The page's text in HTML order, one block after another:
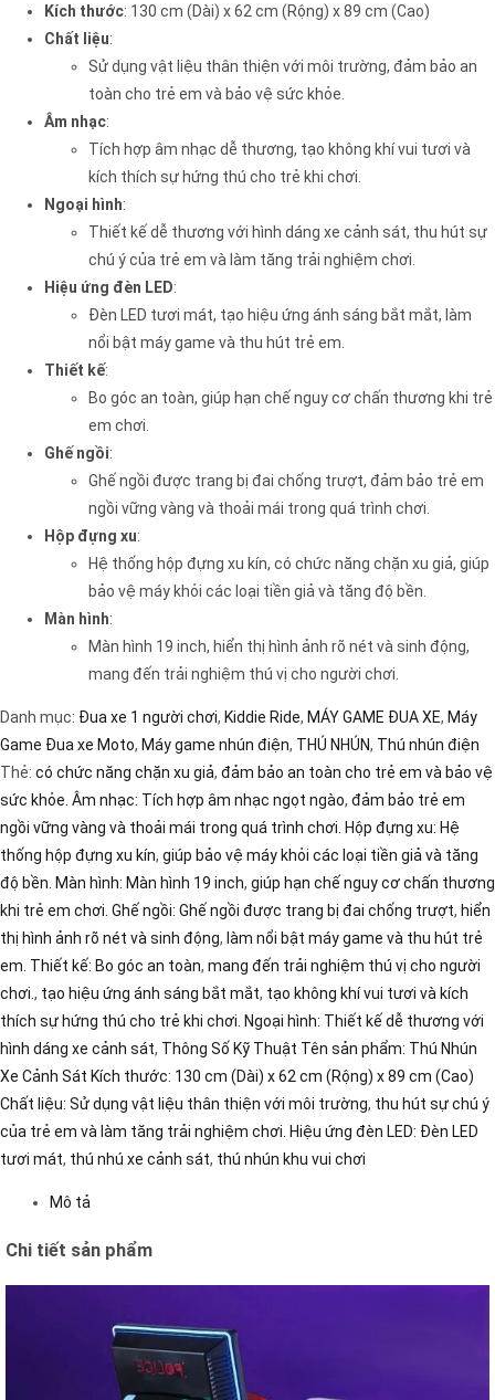
Kích thước: 130 cm (Dài) x 62 cm (Rộng) x 89 cm (Cao)
Chất liệu:
Sử dụng vật liệu thân thiện với môi trường, đảm bảo an
toàn cho trẻ em và bảo vệ sức khỏe.
Âm nhạc:
Tích hợp âm nhạc dễ thương, tạo không khí vui tươi và
kích thích sự hứng thú cho trẻ khi chơi.
Ngoại hình:
Thiết kế dễ thương với hình dáng xe cảnh sát, thu hút sự
chú ý của trẻ em và làm tăng trải nghiệm chơi.
Hiệu ứng đèn LED:
Đèn LED tươi mát, tạo hiệu ứng ánh sáng bắt mắt, làm
nổi bật máy game và thu hút trẻ em.
Thiết kế:
Bo góc an toàn, giúp hạn chế nguy cơ chấn thương khi trẻ
em chơi.
Ghế ngồi:
Ghế ngồi được trang bị đai chống trượt, đảm bảo trẻ em
ngồi vững vàng và thoải mái trong quá trình chơi.
Hộp đựng xu:
Hệ thống hộp đựng xu kín, có chức năng chặn xu giả, giúp
bảo vệ máy khỏi các loại tiền giả và tăng độ bền.
Màn hình:
Màn hình 19 inch, hiển thị hình ảnh rõ nét và sinh động,
mang đến trải nghiệm thú vị cho người chơi.
Danh mục: Đua xe 1 người chơi, Kiddie Ride, MÁY GAME ĐUA XE, Máy
Game Đua xe Moto, Máy game nhún điện, THÚ NHÚN, Thú nhún điện
Thẻ: có chức năng chặn xu giả, đảm bảo an toàn cho trẻ em và bảo vệ
sức khỏe. Âm nhạc: Tích hợp âm nhạc ngọt ngào, đảm bảo trẻ em
ngồi vững vàng và thoải mái trong quá trình chơi. Hộp đựng xu: Hệ
thống hộp đựng xu kín, giúp bảo vệ máy khỏi các loại tiền giả và tăng
độ bền. Màn hình: Màn hình 19 inch, giúp hạn chế nguy cơ chấn thương
khi trẻ em chơi. Ghế ngồi: Ghế ngồi được trang bị đai chống trượt, hiển
thị hình ảnh rõ nét và sinh động, làm nổi bật máy game và thu hút trẻ
em. Thiết kế: Bo góc an toàn, mang đến trải nghiệm thú vị cho người
chơi. , tạo hiệu ứng ánh sáng bắt mắt, tạo không khí vui tươi và kích
thích sự hứng thú cho trẻ khi chơi. Ngoại hình: Thiết kế dễ thương với
hình dáng xe cảnh sát, Thông Số Kỹ Thuật Tên sản phẩm: Thú Nhún
Xe Cảnh Sát Kích thước: 130 cm (Dài) x 62 cm (Rộng) x 89 cm (Cao)
Chất liệu: Sử dụng vật liệu thân thiện với môi trường, thu hút sự chú ý
của trẻ em và làm tăng trải nghiệm chơi. Hiệu ứng đèn LED: Đèn LED
tươi mát, thú nhú xe cảnh sát, thú nhún khu vui chơi
Mô tả
Chi tiết sản phẩm